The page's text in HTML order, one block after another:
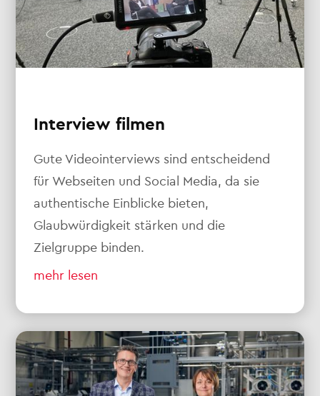
Interview filmen
Gute Videointerviews sind entscheidend
für Webseiten und Social Media, da sie
authentische Einblicke bieten,
Glaubwürdigkeit stärken und die
Zielgruppe binden.
mehr lesen